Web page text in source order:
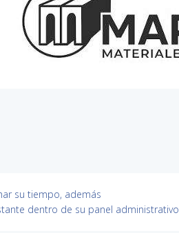
su tiempo, además
dentro de su panel administrativo.